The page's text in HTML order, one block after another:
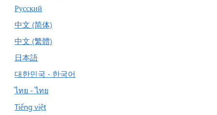
Русский
中文 (简体)
中文 (繁體)
日本語
대한민국 - 한국어
ไทย - ไทย
Tiếng việt